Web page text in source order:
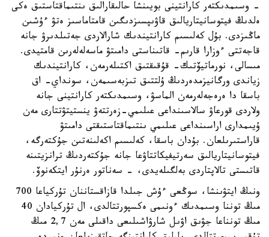
- وسىمدىكتەر كارانتينى بويىنشا حالىقارالىق ىنتىماقتاستىق ەكى
ەلدىڭ فيتوسانيتاريالىق قاۋىپسىزدىگىن قامتاماسىز ەتۋ ءۇشىن
ماڭىزدى. بۇل كەلىسىم كارانتيندىك شارالاردى جەتىلدىرۋ جانە
قاجەتتى ءوزارا قارىم- قاتىناستى دامىتۋ ماسەلەلەرىن قامتيدى.
مىسالى، نورماتيۆتىك- قۇقىقتىق اكتىلەرمەن، كارانتيندىك
زياندى ورگانيزمدەردىڭ ۇلتتىق تىزبەسىمەن، سونداي- اق
باسقا دا ەرەجەلەرمەن الماسۋ، وسىمدىكتەر كارانتينى جانە
ولاردى قورعاۋ سالاسىنداعى عىلىمي-زەرتتەۋ ينستيتۋتتارى مەن
ۇيىمدارى اراسىنداعى عىلىمي ىنتىماقتاستىقتى دامىتۋ
قاراستىرىلعان. بۇدان باسقا، كەلىسىم اكەلىنەتىن جۇكتەرگە،
فيتوسانيتاريالىق سەرتيفيكاتتاۋعا جانە جۇكتەردىڭ ترانزيتىنە
قاتىستى تالاپتاردى بەلگىلەيدى، - سەناتور ەرنۇر ايتكەنوۆ.
ونىڭ ايتۋىنشا، سوڭعى ءۇش جىلدا قازاقستاننان تۇركياعا 700
مىڭ توننا وسىمدىك ءونىمى ەكسپورتتالدى، ال تۇركيادان 40
مىڭ تونناعا جۋىق اۋىل شارۋاشىلىعى داقىلى مەن 2,7 مىڭ